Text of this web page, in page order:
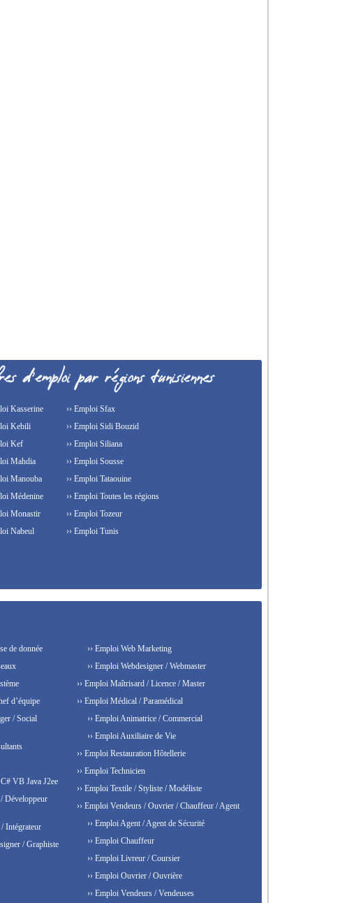
Kasserine
Kebili
Kef
Mahdia
Manouba
Médenine
Monastir
Nabeul
›› Emploi Sfax
›› Emploi Sidi Bouzid
›› Emploi Siliana
›› Emploi Sousse
›› Emploi Tataouine
›› Emploi Toutes les régions
›› Emploi Tozeur
›› Emploi Tunis
de donnée
d’équipe
/ Social
VB Java J2ee
Développeur
Intégrateur
/ Graphiste
›› Emploi Web Marketing
›› Emploi Webdesigner / Webmaster
›› Emploi Maîtrisard / Licence / Master
›› Emploi Médical / Paramédical
›› Emploi Animatrice / Commercial
›› Emploi Auxiliaire de Vie
›› Emploi Restauration Hôtellerie
›› Emploi Technicien
›› Emploi Textile / Styliste / Modéliste
›› Emploi Vendeurs / Ouvrier / Chauffeur / Agent
›› Emploi Agent / Agent de Sécurité
›› Emploi Chauffeur
›› Emploi Livreur / Coursier
›› Emploi Ouvrier / Ouvrière
›› Emploi Vendeurs / Vendeuses